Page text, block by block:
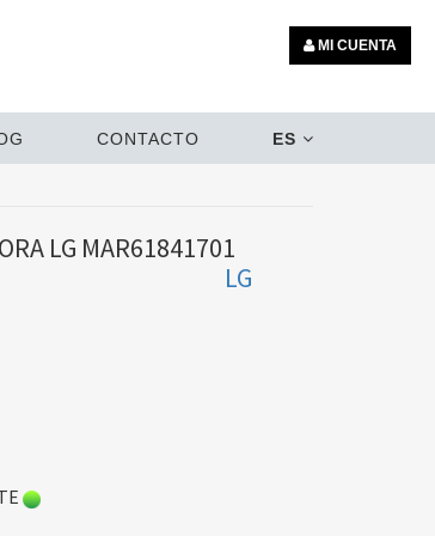
MI CUENTA
CONTACTO ES
LG MAR61841701
LG